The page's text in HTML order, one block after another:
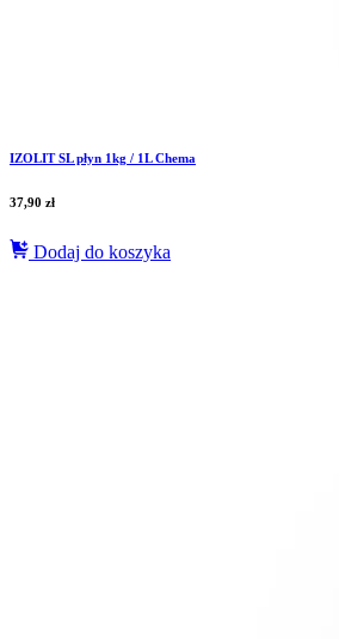
IZOLIT SL płyn 1kg / 1L Chema
37,90 zł
Dodaj do koszyka